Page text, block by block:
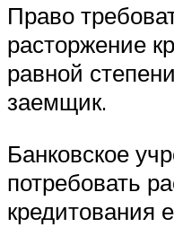
Право
расторжение
равной
заемщик.
Банковское
потребовать
кредитования